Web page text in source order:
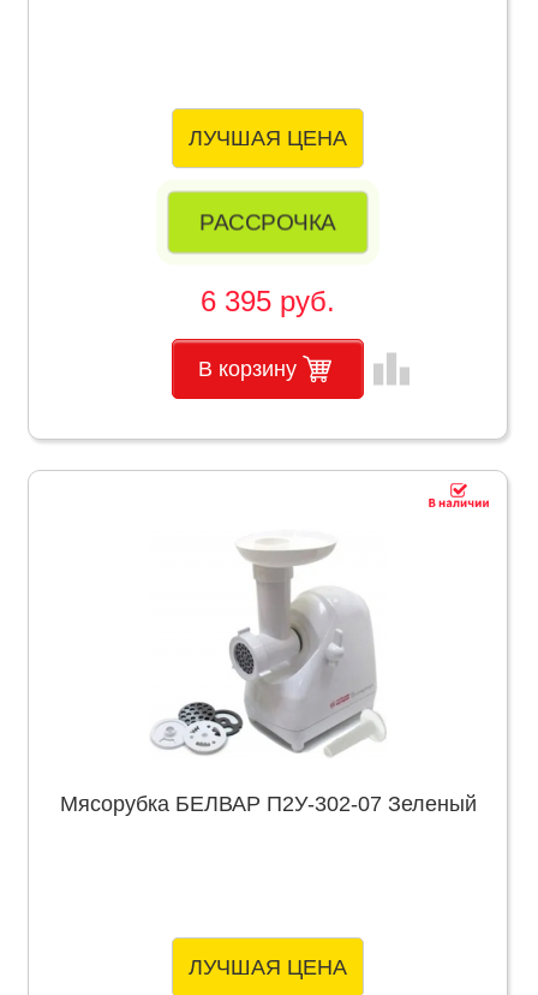
ЛУЧШАЯ ЦЕНА
РАССРОЧКА
6 395 руб.
В корзину leaderboard
Мясорубка БЕЛВАР П2У-302-07 Зеленый
ЛУЧШАЯ ЦЕНА